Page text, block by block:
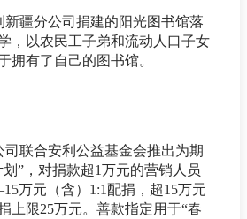
新疆分公司捐建的阳光图书馆落
，以农民工子弟和流动人口子女
拥有了自己的图书馆。
司联合安利公益基金会推出为期
”，对捐款超1万元的营销人员
万元（含）1:1配捐，超15万元
上限25万元。善款指定用于“春